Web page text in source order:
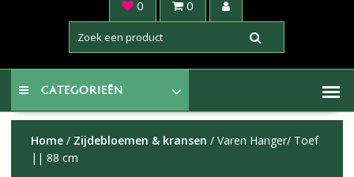
0 0
CATEGORIEËN
Home/ Zijdebloemen & kransen / Varen Hanger/ Toef
|| 88 cm